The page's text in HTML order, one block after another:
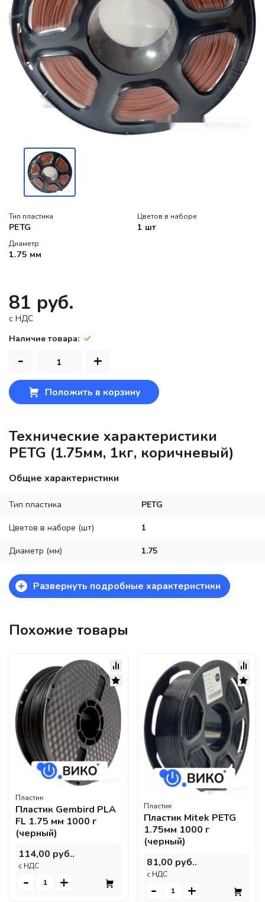
Тип пластика
PETG
Цветов в наборе
1 шт
Диаметр
1.75 мм
81 руб.
c НДС
Наличие товара:
- +
Положить в корзину
Технические характеристики
PETG (1.75мм, 1кг, коричневый)
Общие характеристики
Тип пластика PETG
Цветов в наборе (шт) 1
Диаметр (мм) 1.75
+ Развернуть подробные характеристики
Похожие товары
Пластик
Пластик Gembird PLA
FL 1.75 мм 1000 г
(черный)
114,00 руб..
c НДС
- +
Пластик
Пластик Mitek PETG
1.75мм 1000 г
(черный)
81,00 руб..
c НДС
- +